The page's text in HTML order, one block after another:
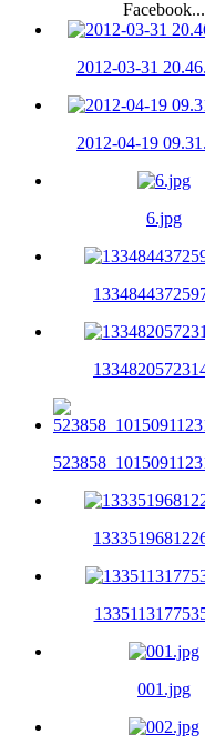
Facebook...
2012-03-31
2012-04-19
6.jpg
001.jpg